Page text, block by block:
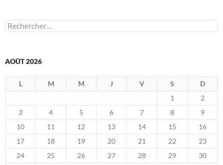
Rechercher :
AOÛT 2026
L M M J V S
D
1
2
3
4 5 6 7 8
9
10
11 12 13 14 15
16
17
18 19 20 21 22
23
24
25 26 27 28 29
30